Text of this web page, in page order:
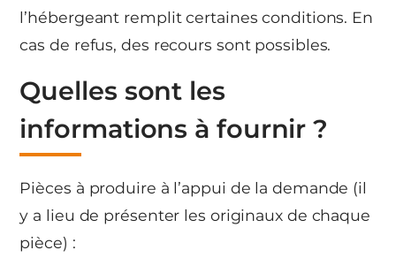
l’hébergeant remplit certaines conditions. En
cas de refus, des recours sont possibles.
Quelles sont les
informations à fournir ?
Pièces à produire à l’appui de la demande (il
y a lieu de présenter les originaux de chaque
pièce) :